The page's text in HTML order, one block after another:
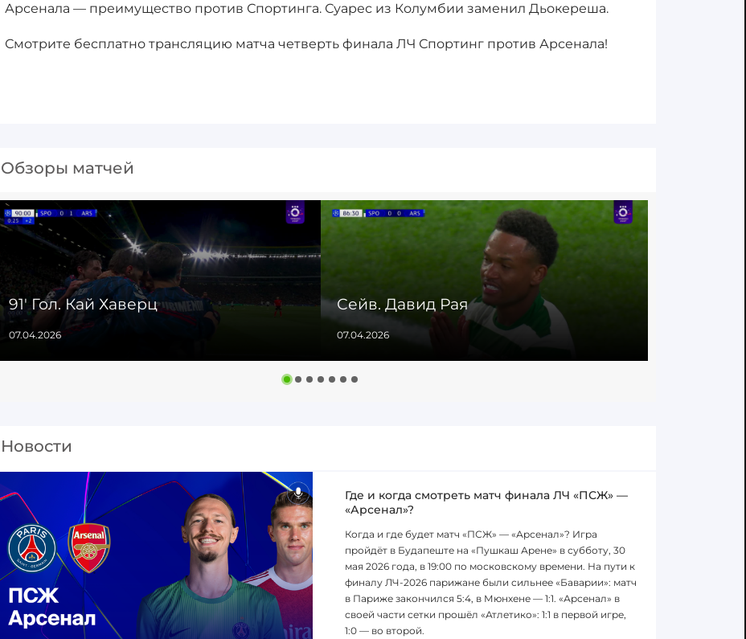
Арсенала — преимущество против Спортинга. Суарес из Колумбии заменил Дьокереша.
Смотрите бесплатно трансляцию матча четверть финала ЛЧ Спортинг против Арсенала!
Обзоры матчей
91' Гол. Кай Хаверц
07.04.2026
Сейв. Давид Рая
07.04.2026
Новости
Где и когда смотреть матч финала ЛЧ «ПСЖ» —
«Арсенал»?
Когда и где будет матч «ПСЖ» — «Арсенал»? Игра
пройдёт в Будапеште на «Пушкаш Арене» в субботу, 30
мая 2026 года, в 19:00 по московскому времени. На пути к
финалу ЛЧ-2026 парижане были сильнее «Баварии»: матч
в Париже закончился 5:4, в Мюнхене — 1:1. «Арсенал» в
своей части сетки прошёл «Атлетико»: 1:1 в первой игре,
1:0 — во второй.